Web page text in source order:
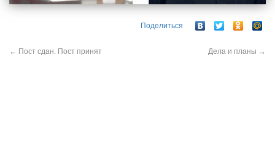
Поделиться
← Пост сдан. Пост принят Дела и планы →